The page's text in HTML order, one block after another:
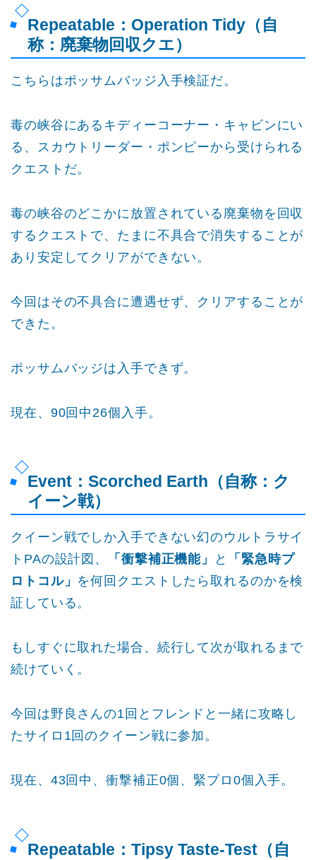
Repeatable：Operation Tidy（自
称：廃棄物回収クエ）
こちらはポッサムバッジ入手検証だ。
毒の峡谷にあるキディーコーナー・キャビンにい
る、スカウトリーダー・ポンピーから受けられる
クエストだ。
毒の峡谷のどこかに放置されている廃棄物を回収
するクエストで、たまに不具合で消失することが
あり安定してクリアができない。
今回はその不具合に遭遇せず、クリアすることが
できた。
ポッサムバッジは入手できず。
現在、90回中26個入手。
Event：Scorched Earth（自称：ク
イーン戦）
クイーン戦でしか入手できない幻のウルトラサイ
トPAの設計図、
「衝撃補正機能」 と
「緊急時プ
ロトコル」 を何回クエストしたら取れるのかを検
証している。
もしすぐに取れた場合、続行して次が取れるまで
続けていく。
今回は野良さんの1回とフレンドと一緒に攻略し
たサイロ1回のクイーン戦に参加。
現在、43回中、衝撃補正0個、緊プロ0個入手。
Repeatable：Tipsy Taste-Test（自